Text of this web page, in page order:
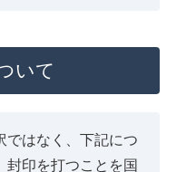
いて
ではなく、下記につ
封印を打つことを国